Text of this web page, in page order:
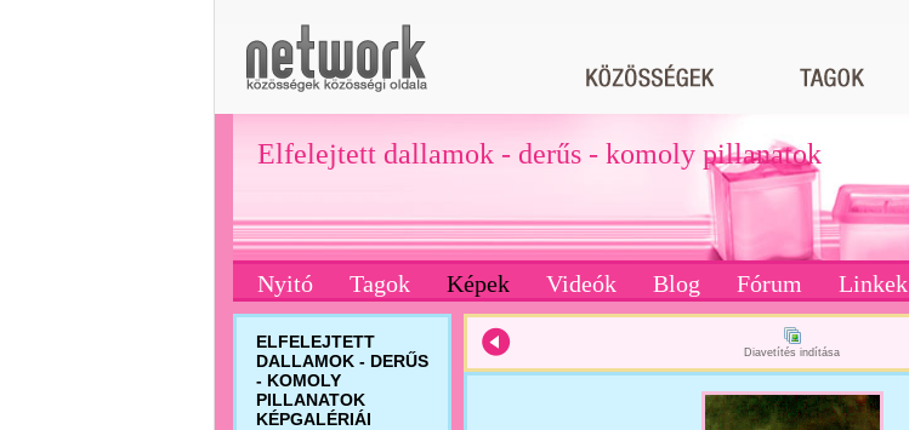
Elfelejtett dallamok - derűs - komoly pillanatok
Nyitó Tagok Képek Videók Blog Fórum Linkek
ELFELEJTETT
DALLAMOK - DERŰS
- KOMOLY
PILLANATOK
KÉPGALÉRIÁI
Diavetítés indítása